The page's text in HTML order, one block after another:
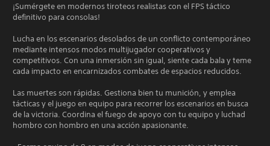
¡Sumérgete en modernos tiroteos realistas con el FPS táctico
definitivo para consolas!
Lucha en los escenarios desolados de un conflicto contemporáneo
mediante intensos modos multijugador cooperativos y
competitivos. Con una inmersión sin igual, siente cada bala y teme
cada impacto en encarnizados combates de espacios reducidos.
Las muertes son rápidas. Gestiona bien tu munición, y emplea
tácticas y el juego en equipo para recorrer los escenarios en busca
de la victoria. Coordina el fuego de apoyo con tu equipo y luchad
hombro con hombro en una acción apasionante.